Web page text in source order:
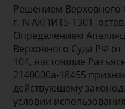
Решением Верховного
г. N АКПИ15-1301,
Определением
Верховного Суда РФ
104, настоящие
2140000а-18455
действующему
условии